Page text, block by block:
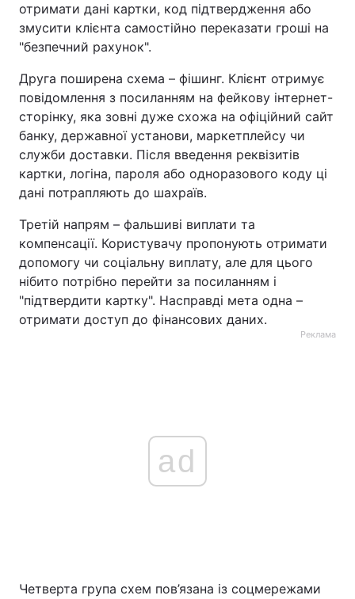
отримати дані картки, код підтвердження або
змусити клієнта самостійно переказати гроші на
"безпечний рахунок".
Друга поширена схема – фішинг. Клієнт отримує
повідомлення з посиланням на фейкову інтернет-
сторінку, яка зовні дуже схожа на офіційний сайт
банку, державної установи, маркетплейсу чи
служби доставки. Після введення реквізитів
картки, логіна, пароля або одноразового коду ці
дані потрапляють до шахраїв.
Третій напрям – фальшиві виплати та
компенсації. Користувачу пропонують отримати
допомогу чи соціальну виплату, але для цього
нібито потрібно перейти за посиланням і
"підтвердити картку". Насправді мета одна –
отримати доступ до фінансових даних.
Реклама
ad
Четверта група схем пов’язана із соцмережами